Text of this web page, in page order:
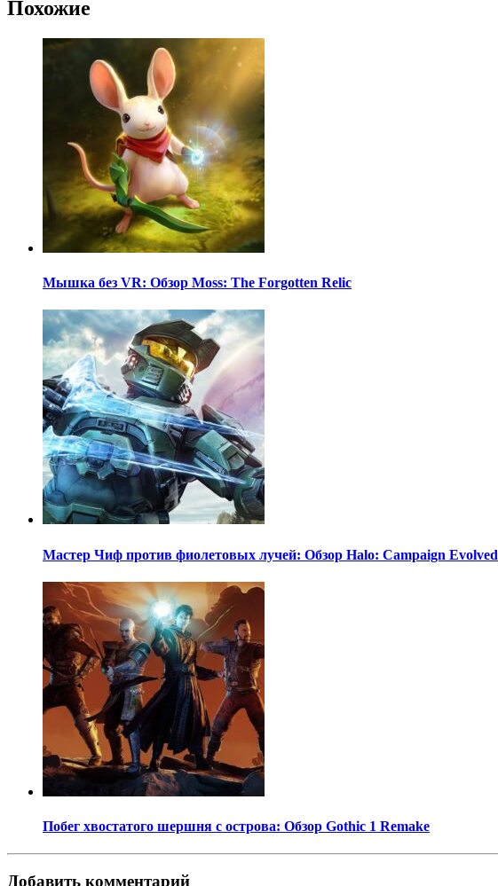
Похожие
Мышка без VR: Обзор Moss: The Forgotten Relic
Мастер Чиф против фиолетовых лучей: Обзор Halo: Campaign Evolved
Побег хвостатого шершня с острова: Обзор Gothic 1 Remake
Добавить комментарий